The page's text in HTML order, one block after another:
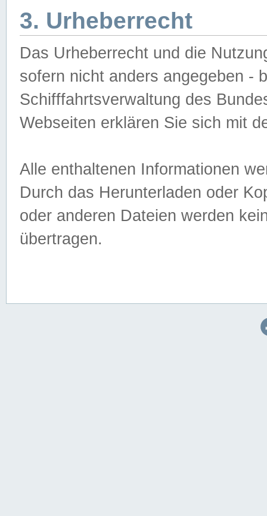
3. Urheberrecht
Das Urheberrecht und die
sofern nicht anders angegeben -
Schifffahrtsverwaltung des
Webseiten erklären Sie sich mit
Alle enthaltenen Informationen
Durch das Herunterladen oder
oder anderen Dateien werden
übertragen.